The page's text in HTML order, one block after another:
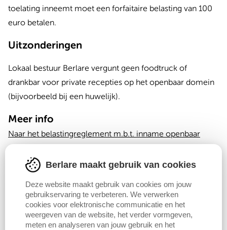
toelating inneemt moet een forfaitaire belasting van 100
euro betalen.
Uitzonderingen
Lokaal bestuur Berlare vergunt geen foodtruck of
drankbar voor private recepties op het openbaar domein
(bijvoorbeeld bij een huwelijk).
Meer info
Naar het belastingreglement m.b.t. inname openbaar
Contact
Vergunningen [enkel na afspraak]
Kasteel Berlare | Portiershuis
Berlare maakt gebruik van cookies
Deze website maakt gebruik van cookies om jouw
gebruikservaring te verbeteren. We verwerken
cookies voor elektronische communicatie en het
weergeven van de website, het verder vormgeven,
meten en analyseren van jouw gebruik en het